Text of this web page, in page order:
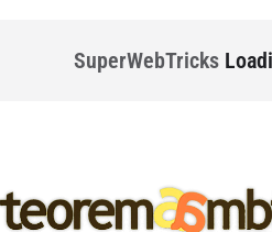
SuperWebTricks